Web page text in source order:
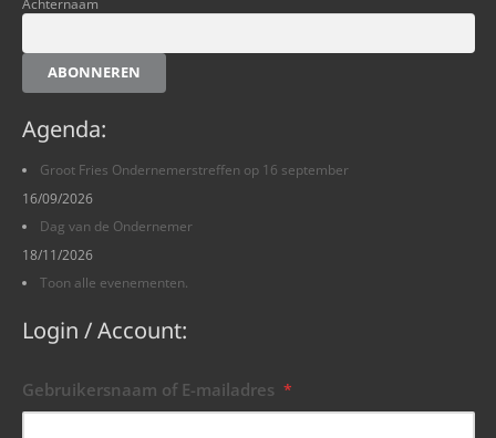
ABONNEREN
Agenda:
Groot Fries Ondernemerstreffen op 16 september
16/09/2026
Dag van de Ondernemer
18/11/2026
Toon alle evenementen.
Login / Account:
Gebruikersnaam of E-mailadres *